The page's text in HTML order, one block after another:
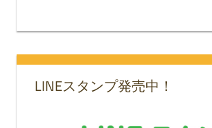
LINEスタンプ発売中！